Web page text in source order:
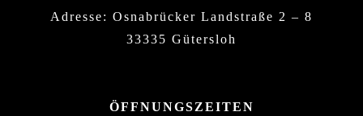
Adresse: Osnabrücker Landstraße 2 – 8
33335 Gütersloh
ÖFFNUNGSZEITEN